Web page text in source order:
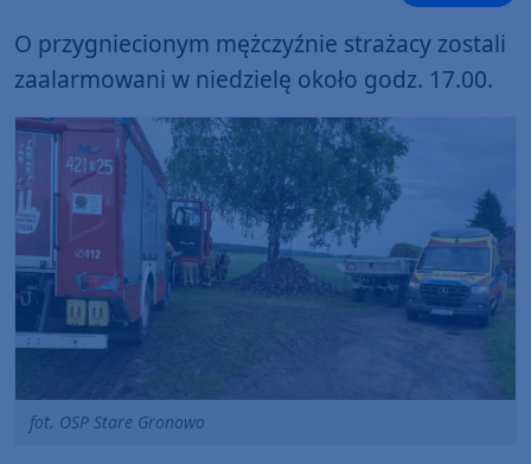
O przygniecionym mężczyźnie strażacy zostali
zaalarmowani w niedzielę około godz. 17.00.
fot. OSP Stare Gronowo